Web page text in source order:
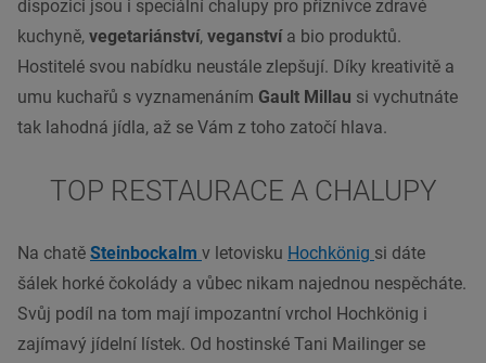
dispozici jsou i speciální chalupy pro příznivce zdravé
kuchyně, vegetariánství, veganstvía bio produktů.
Hostitelé svou nabídku neustále zlepšují. Díky kreativitě a
umu kuchařů s vyznamenáním Gault Millau si vychutnáte
tak lahodná jídla, až se Vám z toho zatočí hlava.
TOP RESTAURACE A CHALUPY
Na chatě Steinbockalm v letovisku Hochkönig si dáte
šálek horké čokolády a vůbec nikam najednou nespěcháte.
Svůj podíl na tom mají impozantní vrchol Hochkönig i
zajímavý jídelní lístek. Od hostinské Tani Mailinger se